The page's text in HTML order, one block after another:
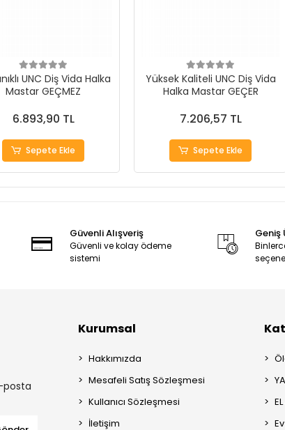
UNC Diş Vida Halka
Mastar GEÇMEZ
6.893,90 TL
Sepete Ekle
Yüksek Kaliteli UNC Diş Vida
Halka Mastar GEÇER
7.206,57 TL
Sepete Ekle
Güvenli Alışveriş
Güvenli ve kolay ödeme
sistemi
Geniş
posta
Kurumsal
Hakkımızda
Mesafeli Satış Sözleşmesi
Kullanıcı Sözleşmesi
İletişim